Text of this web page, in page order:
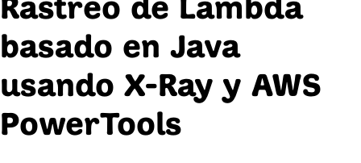
Rastreo de Lambda
basado en Java
usando X-Ray y AWS
PowerTools